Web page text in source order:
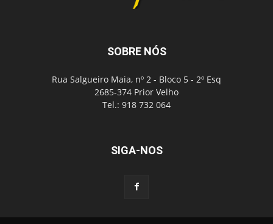
SOBRE NÓS
Rua Salgueiro Maia, nº 2 - Bloco 5 - 2º Esq
2685-374 Prior Velho
Tel.: 918 732 064
SIGA-NOS